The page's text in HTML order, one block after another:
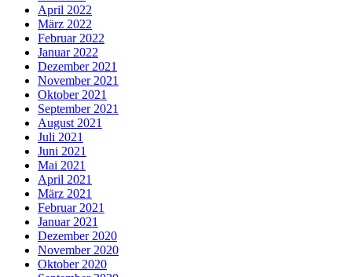
April 2022
März 2022
Februar 2022
Januar 2022
Dezember 2021
November 2021
Oktober 2021
September 2021
August 2021
Juli 2021
Juni 2021
Mai 2021
April 2021
März 2021
Februar 2021
Januar 2021
Dezember 2020
November 2020
Oktober 2020